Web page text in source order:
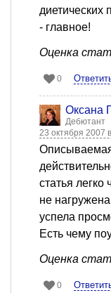
диетических
- главное!
Оценка
0
Оксана
Дебютант
23 октября 2007
статья легко
не
успела
Есть чему
Оценка
0